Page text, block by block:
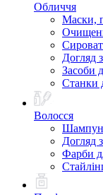
Обличчя
Маски,
Догляд
Засоби
Станки
Волосся
Догляд
Фарби